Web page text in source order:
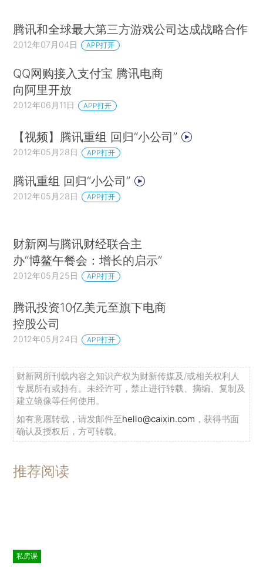
腾讯和全球最大第三方游戏公司达成战略合作
2012年07月04日 APP打开
QQ网购接入支付宝 腾讯电商
向阿里开放
2012年06月11日 APP打开
【视频】腾讯重组 回归“小公司”
2012年05月28日 APP打开
腾讯重组 回归“小公司”
2012年05月28日 APP打开
财新网与腾讯财经联合主
办“博鳌午餐会：增长的启示”
2012年05月25日 APP打开
腾讯投资10亿美元至旗下电商
控股公司
2012年05月24日 APP打开
财新网所刊载内容之知识产权为财新传媒及/或相关权利人
专属所有或持有。未经许可，禁止进行转载、摘编、复制及
建立镜像等任何使用。
如有意愿转载，请发邮件至hello@caixin.com ，获得书面
确认及授权后，方可转载。
推荐阅读
私房课